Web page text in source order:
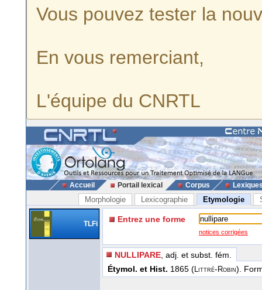
Vous pouvez tester la
En vous remerciant,
L'équipe du CNRTL
Accueil Portail lexical Corpus
Morphologie Lexicographie Etymologie
TLFi Entrez une forme
notices corrigées
NULLIPARE , adj. et subst. fém.
Étymol. et Hist. 1865 (Littré- Robin).